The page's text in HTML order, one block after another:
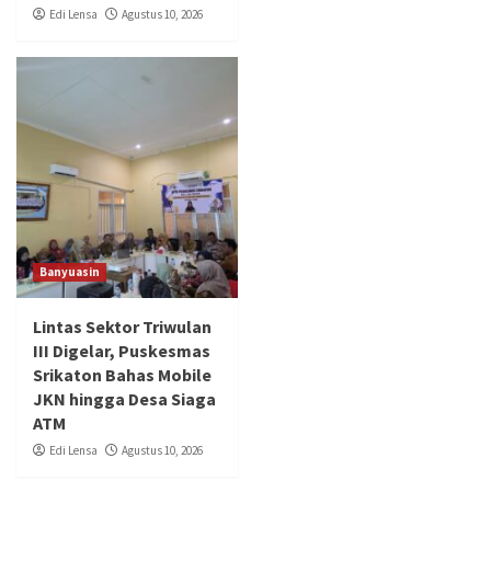
Edi Lensa Agustus 10, 2026
Banyuasin
Lintas Sektor Triwulan
III Digelar, Puskesmas
Srikaton Bahas Mobile
JKN hingga Desa Siaga
ATM
Edi Lensa Agustus 10, 2026